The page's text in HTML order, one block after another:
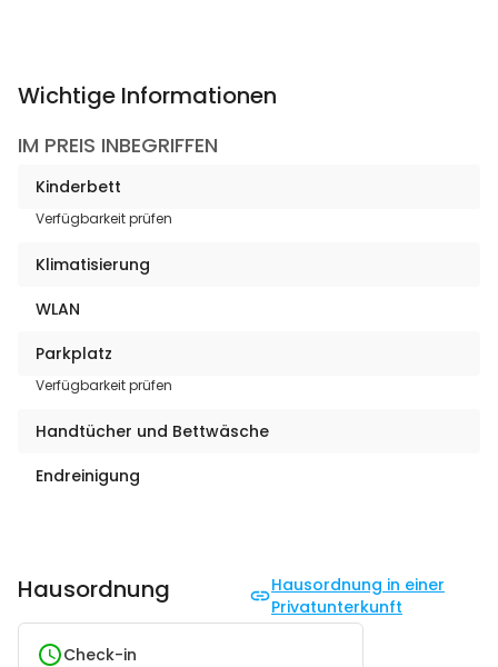
Wichtige Informationen
IM PREIS INBEGRIFFEN
Kinderbett
Verfügbarkeit prüfen
Klimatisierung
WLAN
Parkplatz
Verfügbarkeit prüfen
Handtücher und Bettwäsche
Endreinigung
Hausordnung
Hausordnung in einer
Privatunterkunft
Check-in